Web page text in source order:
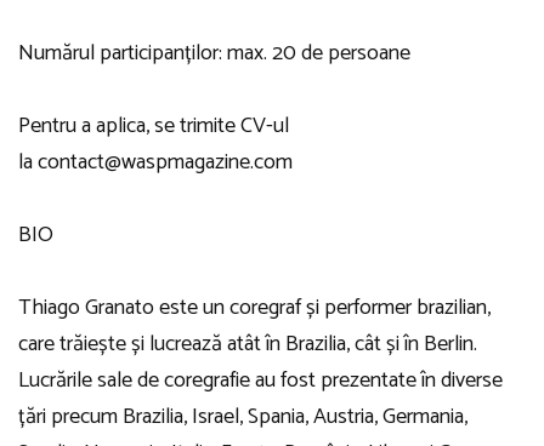
Numărul participanților: max. 20 de persoane
Pentru a aplica, se trimite CV-ul
lacontact@waspmagazine.com
BIO
Thiago Granato este un coregraf și performer brazilian,
care trăiește și lucrează atât în Brazilia, cât și în Berlin.
Lucrările sale de coregrafie au fost prezentate în diverse
țări precum Brazilia, Israel, Spania, Austria, Germania,